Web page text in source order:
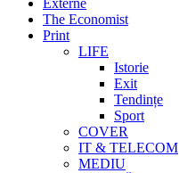
Externe
The Economist
Print
LIFE
Istorie
Exit
Tendințe
Sport
COVER
IT & TELECOM
MEDIU